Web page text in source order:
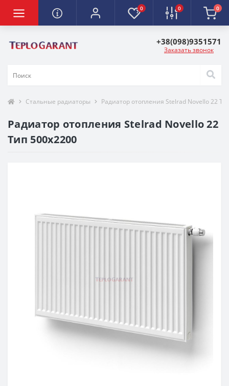
0 0 0
+38(098)9351571
Заказать звонок
Стальные радиаторы Радиатор отопления Stelrad Novello 22
Радиатор отопления Stelrad Novello 22
Тип 500х2200